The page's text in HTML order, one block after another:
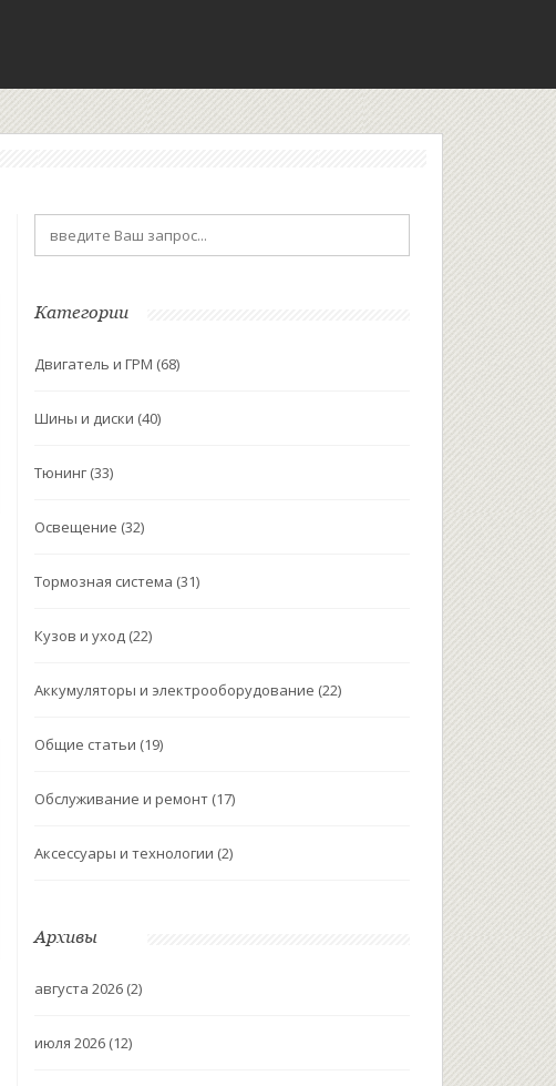
Категории
Двигатель и ГРМ (68)
Шины и диски (40)
Тюнинг (33)
Освещение (32)
Тормозная система (31)
Кузов и уход (22)
Аккумуляторы и электрооборудование (22)
Общие статьи (19)
Обслуживание и ремонт (17)
Аксессуары и технологии (2)
Архивы
августа 2026 (2)
июля 2026 (12)